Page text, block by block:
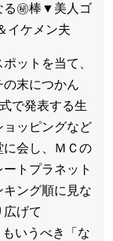
る㊙棒▼美人ゴ
イケメン夫
ットを当て、
末につかん
で発表する生
ッピングなど
会し、ＭＣの
トプラネット
ング順に見な
げて
いうべき「な